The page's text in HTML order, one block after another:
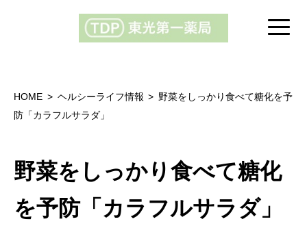
HOME ヘルシーライフ情報
野菜をしっかり食べて糖化を予
防「カラフルサラダ」
野菜をしっかり食べて糖化
を予防「カラフルサラダ」